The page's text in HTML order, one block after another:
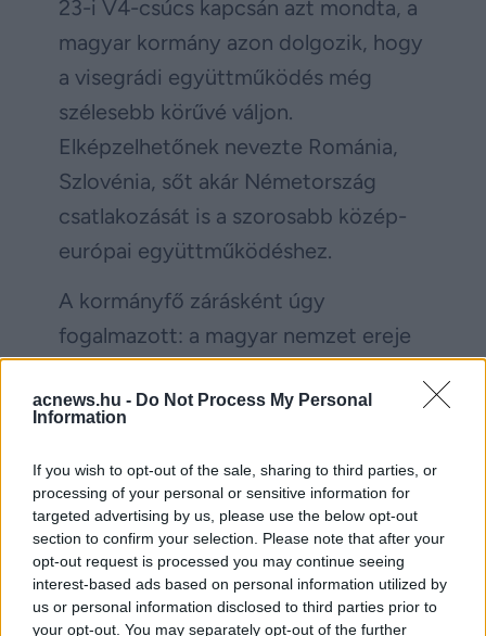
acnews.hu - Do Not Process My Personal
Information
If you wish to opt-out of the sale, sharing to third parties, or
processing of your personal or sensitive information for
targeted advertising by us, please use the below opt-out
section to confirm your selection. Please note that after your
opt-out request is processed you may continue seeing
interest-based ads based on personal information utilized by
us or personal information disclosed to third parties prior to
your opt-out. You may separately opt-out of the further
23-i V4-csúcs kapcsán azt mondta, a
magyar kormány azon dolgozik, hogy
a visegrádi együttműködés még
szélesebb körűvé váljon.
Elképzelhetőnek nevezte Románia,
Szlovénia, sőt akár Németország
csatlakozását is a szorosabb közép-
európai együttműködéshez.
A kormányfő zárásként úgy
fogalmazott: a magyar nemzet ereje
megőrizni történelmi emlékezetét és
együtt vagyunk, és köszönöm, hogy
együtt maradtunk és köszönöm,
hogy együtt is maradunk.”
(via)